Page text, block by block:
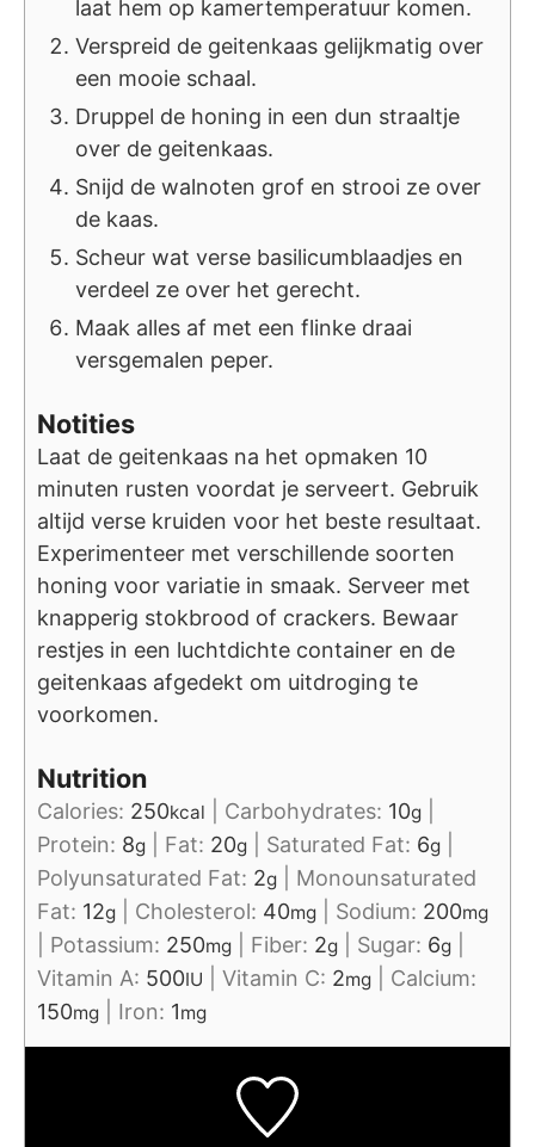
laat hem op kamertemperatuur komen.
Verspreid de geitenkaas gelijkmatig over
een mooie schaal.
Druppel de honing in een dun straaltje
over de geitenkaas.
Snijd de walnoten grof en strooi ze over
de kaas.
Scheur wat verse basilicumblaadjes en
verdeel ze over het gerecht.
Maak alles af met een flinke draai
versgemalen peper.
Notities
Laat de geitenkaas na het opmaken 10
minuten rusten voordat je serveert. Gebruik
altijd verse kruiden voor het beste resultaat.
Experimenteer met verschillende soorten
honing voor variatie in smaak. Serveer met
knapperig stokbrood of crackers. Bewaar
restjes in een luchtdichte container en de
geitenkaas afgedekt om uitdroging te
voorkomen.
Nutrition
Calories: 250kcal Carbohydrates: 10g
Protein: 8g Fat: 20g Saturated Fat: 6g
Polyunsaturated Fat: 2g
Monounsaturated
Fat: 12g Cholesterol: 40mg Sodium: 200mg
Potassium: 250mg Fiber: 2g Sugar: 6g
Vitamin A: 500IU Vitamin C: 2mg
Calcium:
150mg Iron: 1mg